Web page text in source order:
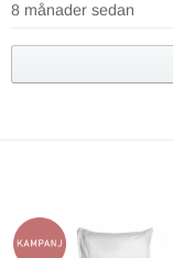
8 månader sedan